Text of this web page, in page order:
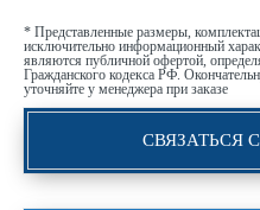
* Представленные размеры,
исключительно информационный
являются публичной офертой,
Гражданского кодекса РФ.
уточняйте у менеджера при заказе
СВЯЗАТЬСЯ